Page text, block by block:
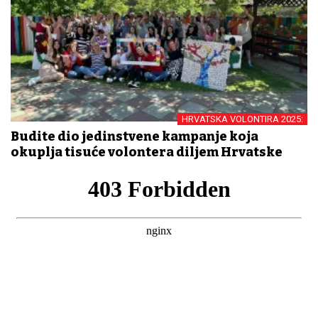
HRVATSKA VOLONTIRA 2025:
Budite dio jedinstvene kampanje koja
okuplja tisuće volontera diljem Hrvatske